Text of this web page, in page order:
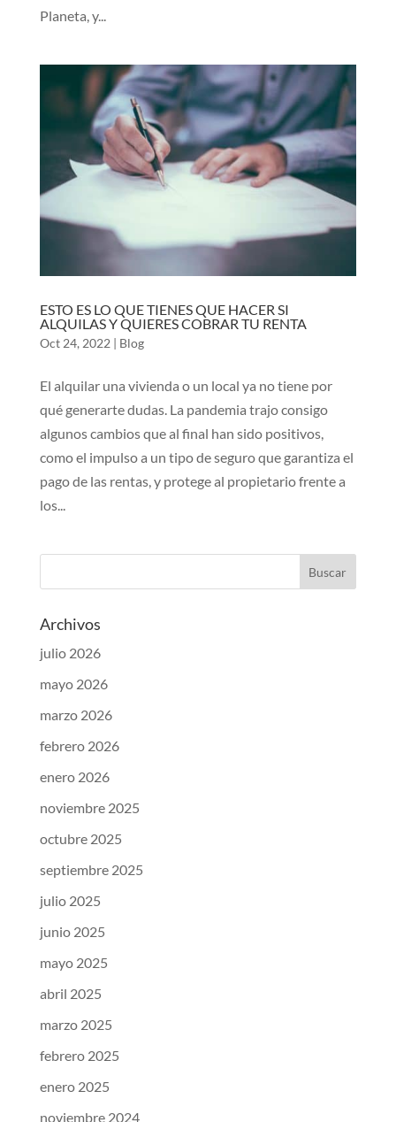
Planeta, y...
ESTO ES LO QUE TIENES QUE HACER SI
ALQUILAS Y QUIERES COBRAR TU RENTA
Oct 24, 2022 | Blog
El alquilar una vivienda o un local ya no tiene por
qué generarte dudas. La pandemia trajo consigo
algunos cambios que al final han sido positivos,
como el impulso a un tipo de seguro que garantiza el
pago de las rentas, y protege al propietario frente a
los...
Archivos
julio 2026
mayo 2026
marzo 2026
febrero 2026
enero 2026
noviembre 2025
octubre 2025
septiembre 2025
julio 2025
junio 2025
mayo 2025
abril 2025
marzo 2025
febrero 2025
enero 2025
noviembre 2024